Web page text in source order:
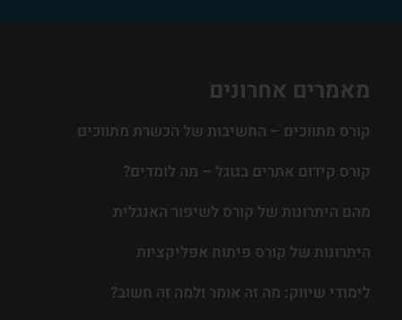
מאמרים אחרונים
קורס מתווכים – החשיבות של הכשרת מתווכים
קורס קידום אתרים בגוגל – מה לומדים?
מהם היתרונות של קורס לשיפור האנגלית
היתרונות של קורס פיתוח אפליקציות
לימודי שיווק: מה זה אומר ולמה זה חשוב?